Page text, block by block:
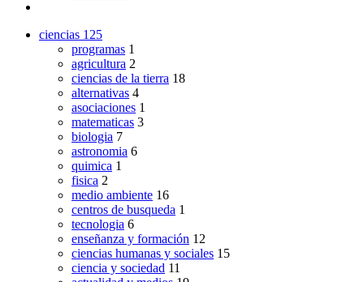
ciencias 125
programas 1
agricultura 2
ciencias de la tierra 18
alternativas 4
asociaciones 1
matematicas 3
biologia 7
astronomia 6
quimica 1
fisica 2
medio ambiente 16
centros de busqueda 1
tecnologia 6
enseñanza y formación 12
ciencias humanas y sociales 15
ciencia y sociedad 11